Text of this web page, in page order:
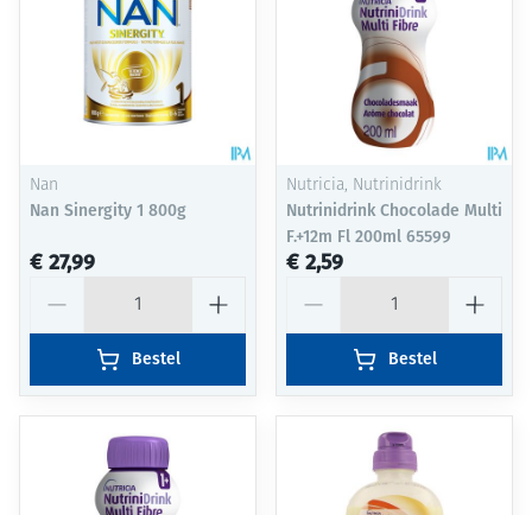
Nan
Nan Sinergity 1 800g
€ 27,99
Bestel
Nutricia, Nutrinidrink
Nutrinidrink Chocolade Multi
F.+12m Fl 200ml 65599
€ 2,59
Bestel